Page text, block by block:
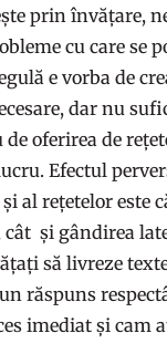
prin învățare,
cu care se
e vorba de
dar nu
oferirea de
Efectul
al rețetelor este
și gândirea
să livreze
răspuns
imediat și cam